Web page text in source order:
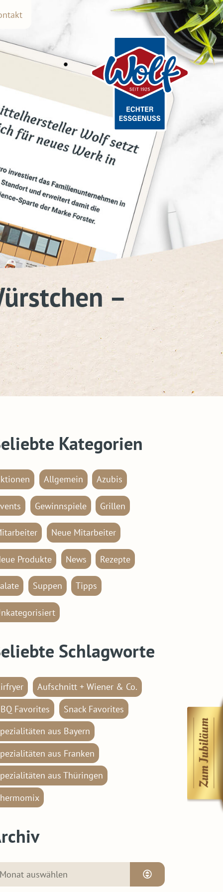
–
Kategorien
Allgemein Azubis
Gewinnspiele Grillen
Neue Mitarbeiter
Produkte News Rezepte
Suppen Tipps
Schlagworte
Aufschnitt + Wiener & Co.
Favorites
Snack Favorites
aus Bayern
aus Franken
aus Thüringen